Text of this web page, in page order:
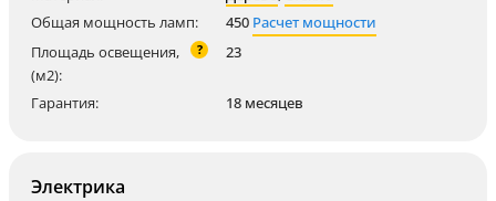
Общая мощность ламп:
450 Расчет мощности
Площадь освещения,
(м2):
? 23
Гарантия: 18 месяцев
Электрика